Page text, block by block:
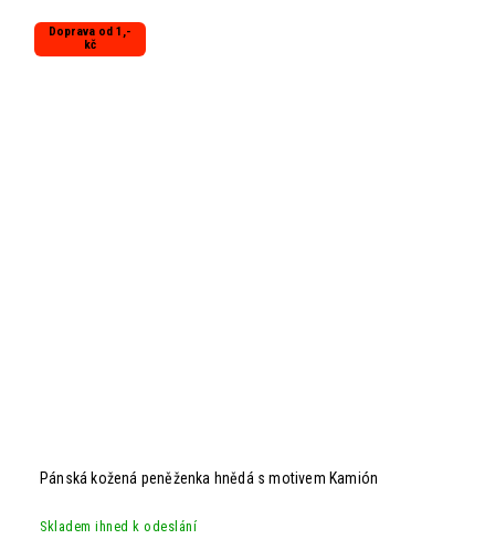
Doprava od 1,-
kč
Pánská kožená peněženka hnědá s motivem Kamión
Skladem ihned k odeslání